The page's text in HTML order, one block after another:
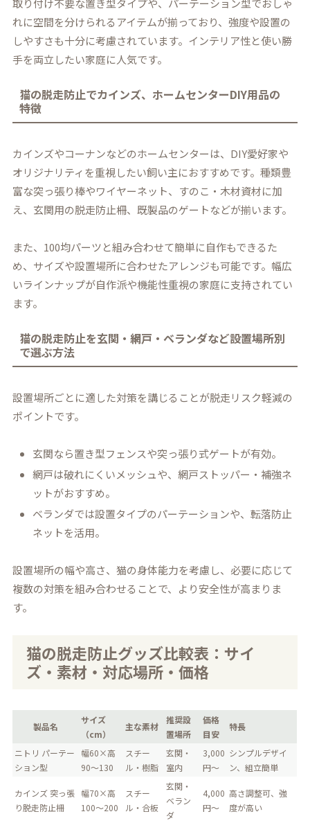
取り付け不要な置き型タイプや、パーテーション型でおしゃ
れに空間を分けられるアイテムが揃っており、強度や設置の
しやすさも十分に考慮されています。インテリア性と使い勝
手を両立したい家庭に人気です。
猫の脱走防止でカインズ、ホームセンターDIY用品の
特徴
カインズやコーナンなどのホームセンターは、DIY愛好家や
オリジナリティを重視したい飼い主におすすめです。種類豊
富な突っ張り棒やワイヤーネット、すのこ・木材資材に加
え、玄関用の脱走防止柵、既製品のゲートなどが揃います。
また、100均パーツと組み合わせて簡単に自作もできるた
め、サイズや設置場所に合わせたアレンジも可能です。幅広
いラインナップが自作派や機能性重視の家庭に支持されてい
ます。
猫の脱走防止を玄関・網戸・ベランダなど設置場所別
で選ぶ方法
設置場所ごとに適した対策を講じることが脱走リスク軽減の
ポイントです。
玄関なら置き型フェンスや突っ張り式ゲートが有効。
網戸は破れにくいメッシュや、網戸ストッパー・補強ネ
ットがおすすめ。
ベランダでは設置タイプのパーテーションや、転落防止
ネットを活用。
設置場所の幅や高さ、猫の身体能力を考慮し、必要に応じて
複数の対策を組み合わせることで、より安全性が高まりま
す。
猫の脱走防止グッズ比較表：サイ
ズ・素材・対応場所・価格
製品名
サイズ
（cm）
主な素材
推奨設
置場所
価格
目安
特長
ニトリ パーテー
ション型
幅60×高
90～130
スチー
ル・樹脂
玄関・
室内
3,000
円～
シンプルデザイ
ン、組立簡単
カインズ 突っ張
り脱走防止柵
幅70×高
100～200
スチー
ル・合板
玄関・
ベラン
ダ
4,000
円～
高さ調整可、強
度が高い